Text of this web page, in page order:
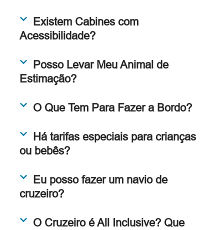
Existem Cabines com
Acessibilidade?
Posso Levar Meu Animal de
Estimação?
O Que Tem Para Fazer a Bordo?
Há tarifas especiais para crianças
ou bebês?
Eu posso fazer um navio de
cruzeiro?
O Cruzeiro é All Inclusive? Que